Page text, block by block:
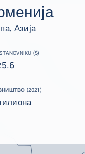
Азија
($)
(2021)